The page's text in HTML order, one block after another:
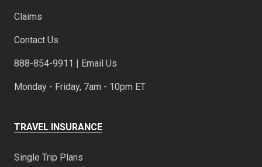
Claims
Contact Us
888-854-9911 | Email Us
Monday - Friday, 7am - 10pm ET
TRAVEL INSURANCE
Single Trip Plans